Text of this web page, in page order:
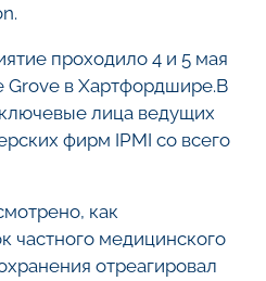
проходило 4 и 5 мая
Grove в Хартфордшире.В
лица ведущих
фирм IPMI со всего
как
частного медицинского
отреагировал